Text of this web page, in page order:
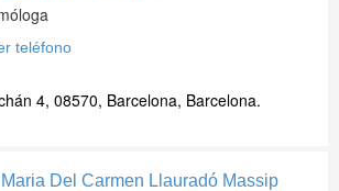
teléfono
4, 08570, Barcelona, Barcelona.
Maria Del Carmen Llauradó Massip